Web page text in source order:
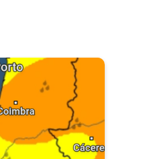
Dados da Tempo & Radar. . .